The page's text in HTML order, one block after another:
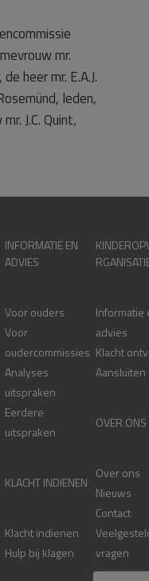
mr.
heer mr. E.A.J.
leden,
J.C. Quint,
INFORMATIE EN
ADVIES
Voor ouders
Voor
oudercommissies
Analyses
uitspraken
Eerdere
uitspraken
KLACHT INDIENEN
Klacht indienen
Hulp bij klagen
Informatie
advies
Klacht
Aansluiten
OVER ONS
Over ons
Nieuws
Contact
vragen